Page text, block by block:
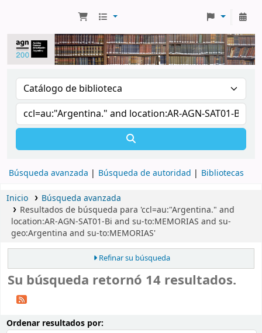
Búsqueda avanzada Búsqueda de autoridad Bibliotecas
Inicio
Búsqueda avanzada
Resultados de búsqueda para 'ccl=au:"Argentina." and
location:AR-AGN-SAT01-Bi and su-to:MEMORIAS and su-
geo:Argentina and su-to:MEMORIAS'
Refinar su búsqueda
Su búsqueda retornó 14 resultados.
Ordenar resultados por: